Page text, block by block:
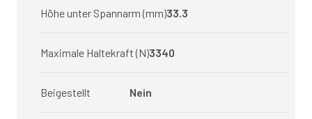
Höhe unter Spannarm (mm)33.3
Maximale Haltekraft (N)3340
Beigestellt Nein